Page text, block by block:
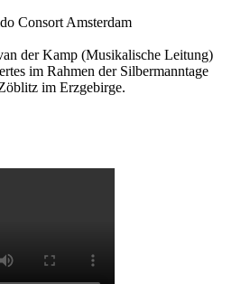
Consort Amsterdam
der Kamp (Musikalische Leitung)
im Rahmen der Silbermanntage
im Erzgebirge.